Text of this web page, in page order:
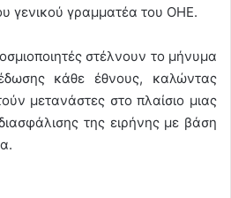
γενικού γραμματέα του ΟΗΕ.
στέλνουν το μήνυμα
κάθε έθνους, καλώντας
μετανάστες στο πλαίσιο μιας
της ειρήνης με βάση